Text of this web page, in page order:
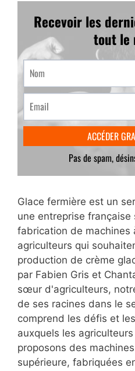
Glace fermière est un
une entreprise française
fabrication de machines
agriculteurs qui
production de crème
par Fabien Gris et
sœur d'agriculteurs,
de ses racines dans le
comprend les défis et
auxquels les
proposons des
supérieure, fabriquées